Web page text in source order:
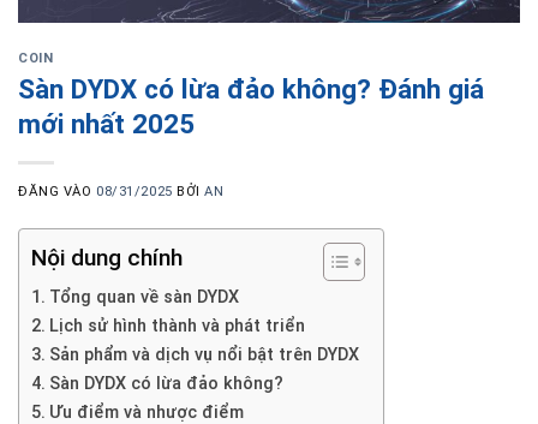
COIN
Sàn DYDX có lừa đảo không? Đánh giá
mới nhất 2025
ĐĂNG VÀO 08/31/2025 BỞIAN
Nội dung chính
Tổng quan về sàn DYDX
Lịch sử hình thành và phát triển
Sản phẩm và dịch vụ nổi bật trên DYDX
Sàn DYDX có lừa đảo không?
Ưu điểm và nhược điểm